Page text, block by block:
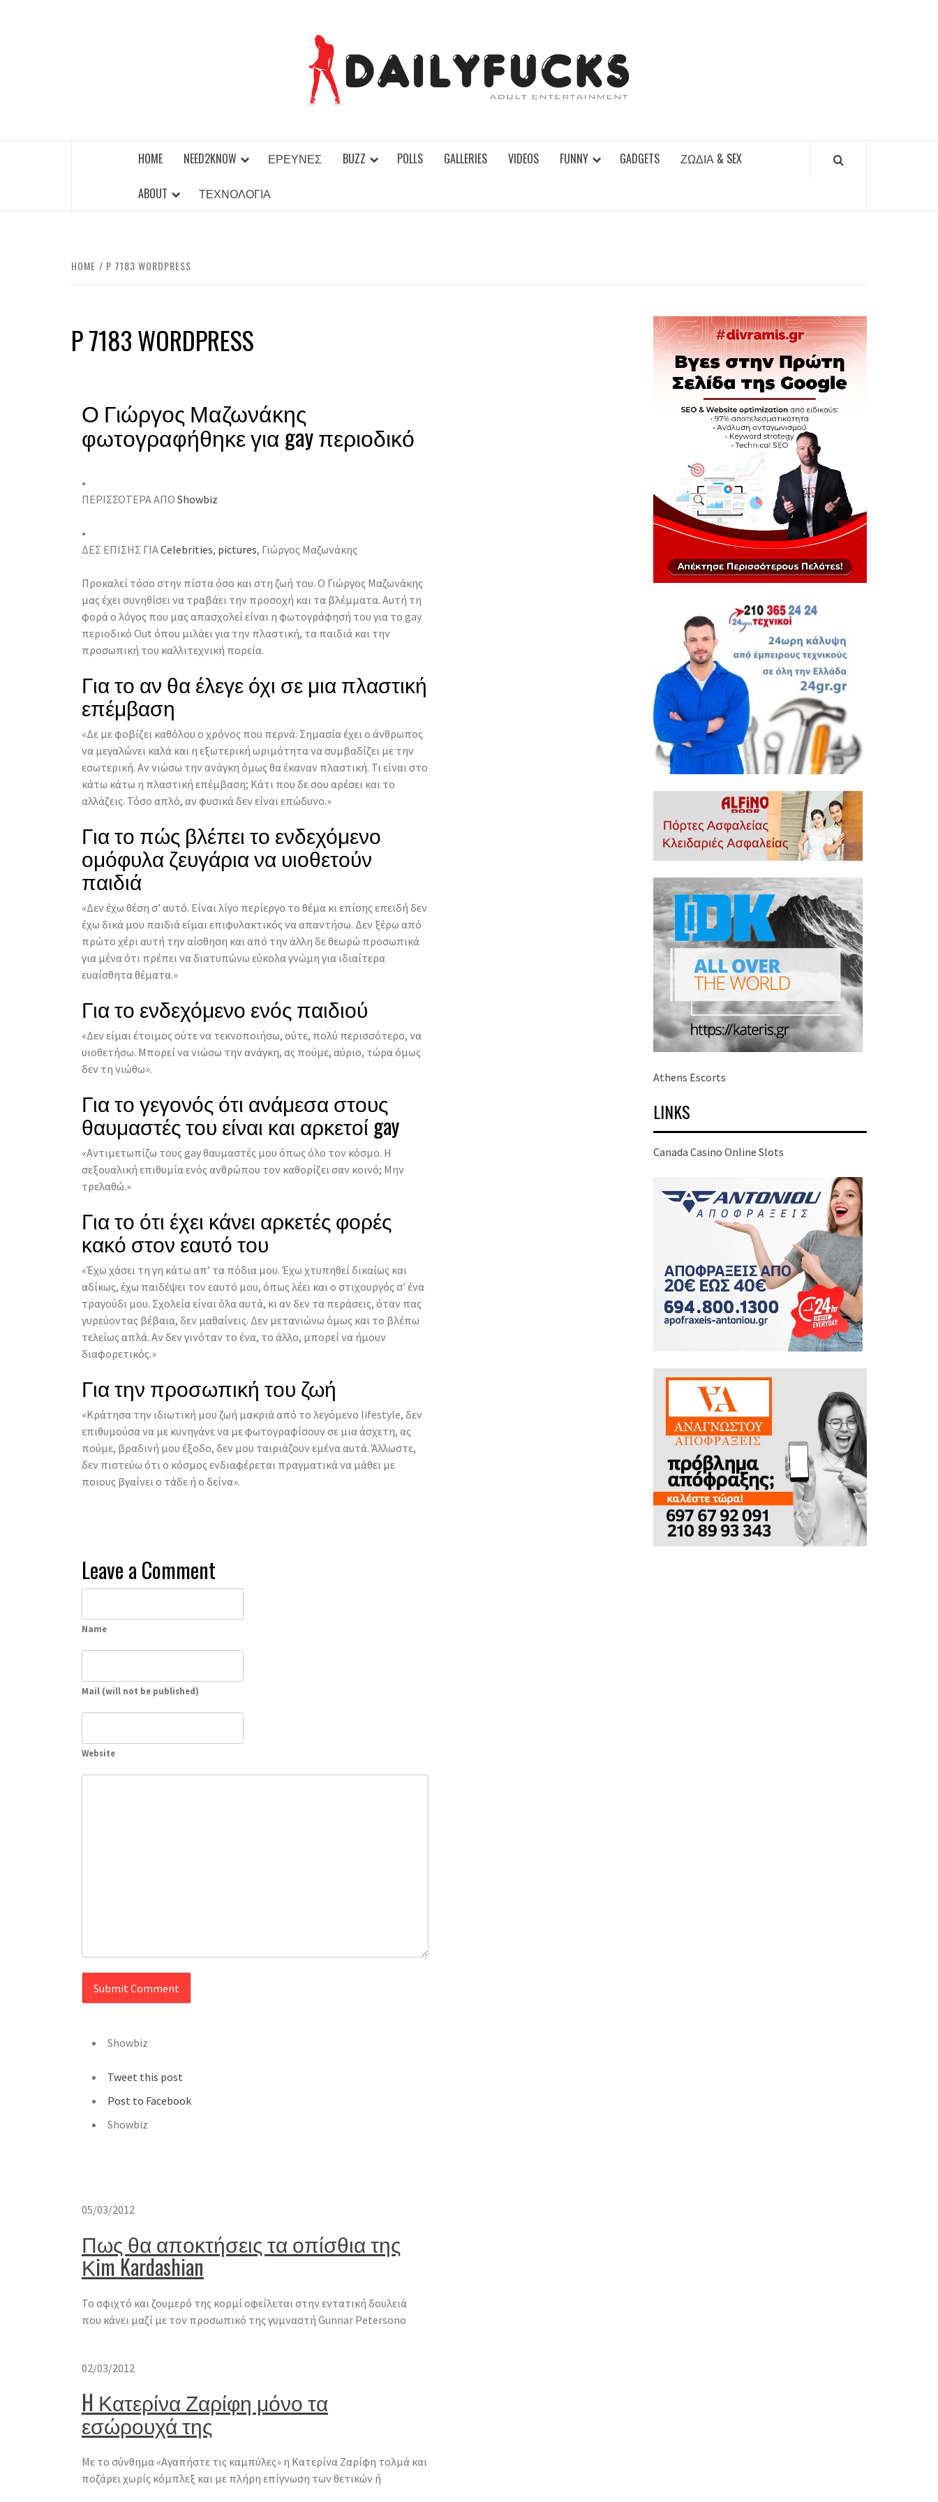
HOME NEED2KNOW ΈΡΕΥΝΕΣ BUZZ POLLS GALLERIES VIDEOS FUNNY GADGETS ΖΏΔΙΑ & SEX
ABOUT ΤΕΧΝΟΛΟΓΊΑ
HOME P 7183 WORDPRESS
P 7183 WORDPRESS
Ο Γιώργος Μαζωνάκης
φωτογραφήθηκε για gay περιοδικό
•
ΠΕΡΙΣΣΟΤΕΡΑ ΑΠΟ Showbiz
•
ΔΕΣ ΕΠΙΣΗΣ ΓΙΑCelebrities, pictures, Γιώργος Μαζωνάκης
Προκαλεί τόσο στην πίστα όσο και στη ζωή του. Ο Γιώργος Μαζωνάκης
μας έχει συνηθίσει να τραβάει την προσοχή και τα βλέμματα. Αυτή τη
φορά ο λόγος που μας απασχολεί είναι η φωτογράφησή του για το gay
περιοδικό Out όπου μιλάει για την πλαστική, τα παιδιά και την
προσωπική του καλλιτεχνική πορεία.
Για το αν θα έλεγε όχι σε μια πλαστική
επέμβαση
«Δε με φοβίζει καθόλου ο χρόνος που περνά. Σημασία έχει ο άνθρωπος
να μεγαλώνει καλά και η εξωτερική ωριμότητα να συμβαδίζει με την
εσωτερική. Αν νιώσω την ανάγκη όμως θα έκαναν πλαστική. Τι είναι στο
κάτω κάτω η πλαστική επέμβαση; Κάτι που δε σου αρέσει και το
αλλάζεις. Τόσο απλό, αν φυσικά δεν είναι επώδυνο.»
Για το πώς βλέπει το ενδεχόμενο
ομόφυλα ζευγάρια να υιοθετούν
παιδιά
«Δεν έχω θέση σ’ αυτό. Είναι λίγο περίεργο το θέμα κι επίσης επειδή δεν
έχω δικά μου παιδιά είμαι επιφυλακτικός να απαντήσω. Δεν ξέρω από
πρώτο χέρι αυτή την αίσθηση και από την άλλη δε θεωρώ προσωπικά
για μένα ότι πρέπει να διατυπώνω εύκολα γνώμη για ιδιαίτερα
ευαίσθητα θέματα.»
Για το ενδεχόμενο ενός παιδιού
«Δεν είμαι έτοιμος ούτε να τεκνοποιήσω, ούτε, πολύ περισσότερο, να
υιοθετήσω. Μπορεί να νιώσω την ανάγκη, ας πούμε, αύριο, τώρα όμως
δεν τη νιώθω».
Για το γεγονός ότι ανάμεσα στους
θαυμαστές του είναι και αρκετοί gay
«Αντιμετωπίζω τους gay θαυμαστές μου όπως όλο τον κόσμο. Η
σεξουαλική επιθυμία ενός ανθρώπου τον καθορίζει σαν κοινό; Μην
τρελαθώ.»
Για το ότι έχει κάνει αρκετές φορές
κακό στον εαυτό του
«Έχω χάσει τη γη κάτω απ’ τα πόδια μου. Έχω χτυπηθεί δικαίως και
αδίκως, έχω παιδέψει τον εαυτό μου, όπως λέει και ο στιχουργός σ’ ένα
τραγούδι μου. Σχολεία είναι όλα αυτά, κι αν δεν τα περάσεις, όταν πας
γυρεύοντας βέβαια, δεν μαθαίνεις. Δεν μετανιώνω όμως και το βλέπω
τελείως απλά. Αν δεν γινόταν το ένα, το άλλο, μπορεί να ήμουν
διαφορετικός.»
Για την προσωπική του ζωή
«Κράτησα την ιδιωτική μου ζωή μακριά από το λεγόμενο lifestyle, δεν
επιθυμούσα να με κυνηγάνε να με φωτογραφίσουν σε μια άσχετη, ας
πούμε, βραδινή μου έξοδο, δεν μου ταιριάζουν εμένα αυτά. Άλλωστε,
δεν πιστεύω ότι ο κόσμος ενδιαφέρεται πραγματικά να μάθει με
ποιους βγαίνει ο τάδε ή ο δείνα».
Leave a Comment
Name
Mail (will not be published)
Website
Showbiz
Tweet this post
Post to Facebook
Showbiz
05/03/2012
Πως θα αποκτήσεις τα οπίσθια της
Κim Kardashian
Το σφιχτό και ζουμερό της κορμί οφείλεται στην εντατική δουλειά
που κάνει μαζί με τον προσωπικό της γυμναστή Gunnar Petersonο
02/03/2012
H Κατερίνα Ζαρίφη μόνο τα
εσώρουχά της
Με το σύνθημα «Αγαπήστε τις καμπύλες» η Κατερίνα Ζαρίφη τολμά και
ποζάρει χωρίς κόμπλεξ και με πλήρη επίγνωση των θετικών ή
Athens Escorts
LINKS
Canada Casino Online Slots